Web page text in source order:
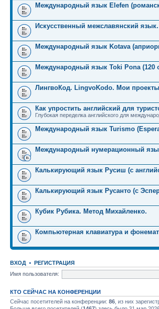
Международный язык Elefen
Искусственный межславянский
Международный язык Kotava
Международный язык Toki Pona
ЛингвоКод. LingvoKodo. Мои
Как упростить английский для
Глубокая переделка английского для
Международный язык Turismo
Международный нумерационный
Калькирующий язык Русиш (с
Калькирующий язык Русанто (с
Кубик Рубика. Метод Михайленко.
Компьютерная клавиатура и
ВХОД • РЕГИСТРАЦИЯ
Имя пользователя:
КТО СЕЙЧАС НА КОНФЕРЕНЦИИ
Сейчас посетителей на конференции: 86 , из них